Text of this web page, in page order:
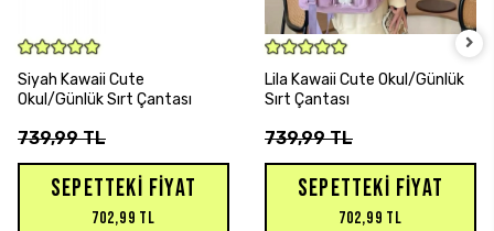
Siyah Kawaii Cute
Okul/Günlük Sırt Çantası
739,99 TL
SEPETTEKI FIYAT
702,99 TL
Lila Kawaii Cute Okul/Günlük
Sırt Çantası
739,99 TL
SEPETTEKI FIYAT
702,99 TL